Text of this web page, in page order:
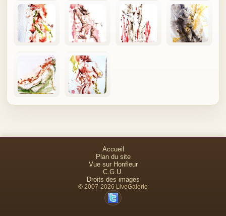
Accueil
Plan du site
Vue sur Honfleur
C.G.U.
Droits des images
© 2007-2026 LiveGalerie